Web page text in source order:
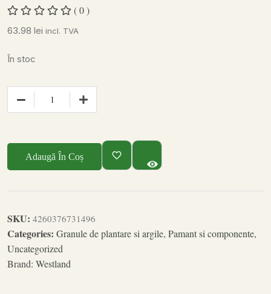
( 0 )
63.98 lei incl. TVA
În stoc
Adaugă În Coș
SKU: 4260376731496
Categories: Granule de plantare si argile, Pamant si componente,
Uncategorized
Brand: Westland